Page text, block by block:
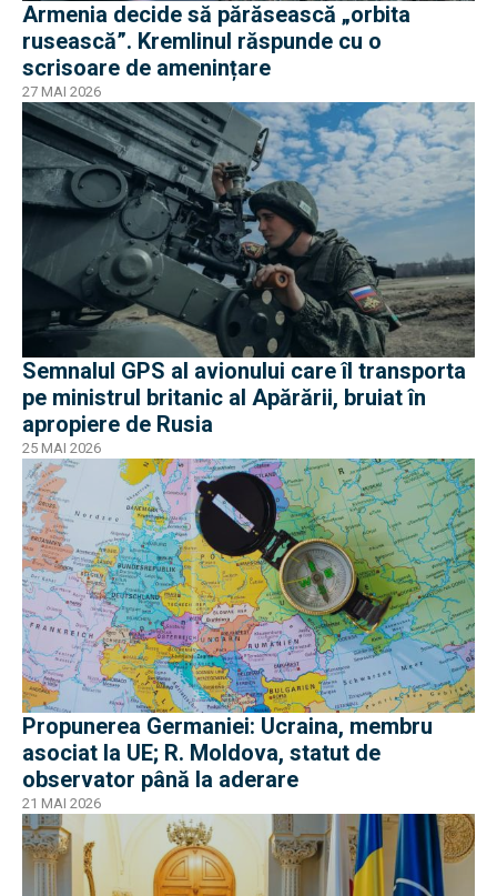
Armenia decide să părăsească „orbita
rusească”. Kremlinul răspunde cu o
scrisoare de amenințare
27 MAI 2026
Semnalul GPS al avionului care îl transporta
pe ministrul britanic al Apărării, bruiat în
apropiere de Rusia
25 MAI 2026
Propunerea Germaniei: Ucraina, membru
asociat la UE; R. Moldova, statut de
observator până la aderare
21 MAI 2026